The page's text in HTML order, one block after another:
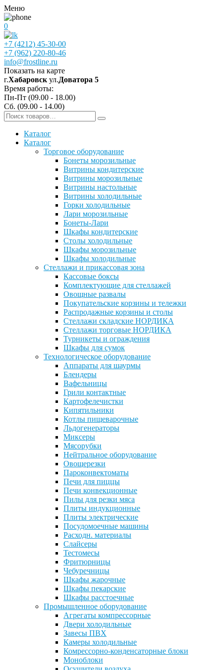
Меню
0
+7 (4212) 45-30-00
+7 (962) 220-80-46
info@frostline.ru
Показать на карте
г.Хабаровск ул.Доватора 5
Время работы:
Пн-Пт (09.00 - 18.00)
Сб. (09.00 - 14.00)
Каталог
Каталог
Торговое оборудование
Бонеты морозильные
Витрины кондитерские
Витрины морозильные
Витрины настольные
Витрины холодильные
Горки холодильные
Лари морозильные
Бонеты-Лари
Шкафы кондитерские
Столы холодильные
Шкафы морозильные
Шкафы холодильные
Стеллажи и прикассовая зона
Кассовые боксы
Комплектующие для стеллажей
Овощные развалы
Покупательские корзины и тележки
Распродажные корзины и столы
Стеллажи складские НОРДИКА
Стеллажи торговые НОРДИКА
Турникеты и ограждения
Шкафы для сумок
Технологическое оборудование
Аппараты для шаурмы
Блендеры
Вафельницы
Грили контактные
Картофелечистки
Кипятильники
Котлы пищеварочные
Льдогенераторы
Миксеры
Мясорубки
Нейтральное оборудование
Овощерезки
Пароконвектоматы
Печи для пиццы
Печи конвекционные
Пилы для резки мяса
Плиты индукционные
Плиты электрические
Посудомоечные машины
Расходн. материалы
Слайсеры
Тестомесы
Фритюрницы
Чебуречницы
Шкафы жарочные
Шкафы пекарские
Шкафы расстоечные
Промышленное оборудование
Агрегаты компрессорные
Двери холодильные
Завесы ПВХ
Камеры холодильные
Комрессорно-конденсаторные блоки
Моноблоки